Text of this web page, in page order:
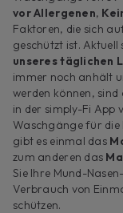
vor Allergenen,
Faktoren, die sich
geschützt ist. Aktuell
unseres täglichen
immer noch anhält
werden können, sind
in der simply-Fi App
Waschgänge für die
gibt es einmal das
zum anderen das
Sie Ihre Mund-
Verbrauch von
schützen.